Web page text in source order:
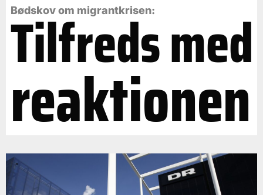
Bødskov om migrantkrisen:
Tilfreds med
reaktionen